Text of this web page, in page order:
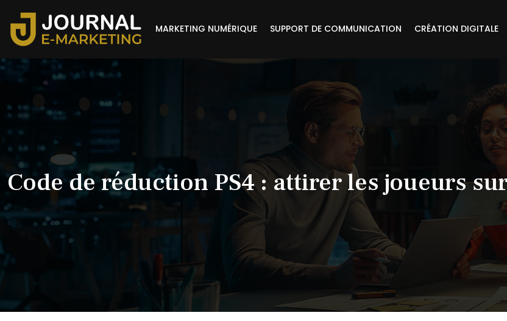
MARKETING NUMÉRIQUE SUPPORT DE COMMUNICATION CRÉATION DIGITALE
Code de réduction PS4 : attirer les joueurs